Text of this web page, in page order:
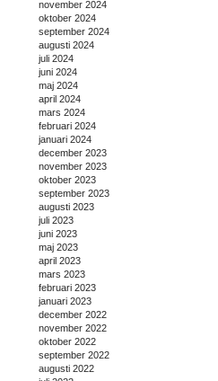
november 2024
oktober 2024
september 2024
augusti 2024
juli 2024
juni 2024
maj 2024
april 2024
mars 2024
februari 2024
januari 2024
december 2023
november 2023
oktober 2023
september 2023
augusti 2023
juli 2023
juni 2023
maj 2023
april 2023
mars 2023
februari 2023
januari 2023
december 2022
november 2022
oktober 2022
september 2022
augusti 2022